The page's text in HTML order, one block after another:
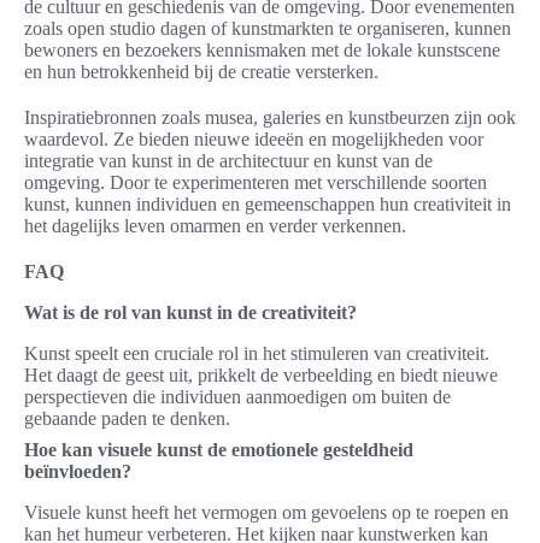
de cultuur en geschiedenis van de omgeving. Door evenementen
zoals open studio dagen of kunstmarkten te organiseren, kunnen
bewoners en bezoekers kennismaken met de lokale kunstscene
en hun betrokkenheid bij de creatie versterken.
Inspiratiebronnen zoals musea, galeries en kunstbeurzen zijn ook
waardevol. Ze bieden nieuwe ideeën en mogelijkheden voor
integratie van kunst in de architectuur en kunst van de
omgeving. Door te experimenteren met verschillende soorten
kunst, kunnen individuen en gemeenschappen hun creativiteit in
het dagelijks leven omarmen en verder verkennen.
FAQ
Wat is de rol van kunst in de creativiteit?
Kunst speelt een cruciale rol in het stimuleren van creativiteit.
Het daagt de geest uit, prikkelt de verbeelding en biedt nieuwe
perspectieven die individuen aanmoedigen om buiten de
gebaande paden te denken.
Hoe kan visuele kunst de emotionele gesteldheid
beïnvloeden?
Visuele kunst heeft het vermogen om gevoelens op te roepen en
kan het humeur verbeteren. Het kijken naar kunstwerken kan